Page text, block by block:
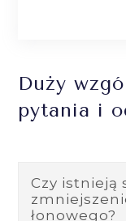
Duży
pytania i
Czy istnieją
łonowego?